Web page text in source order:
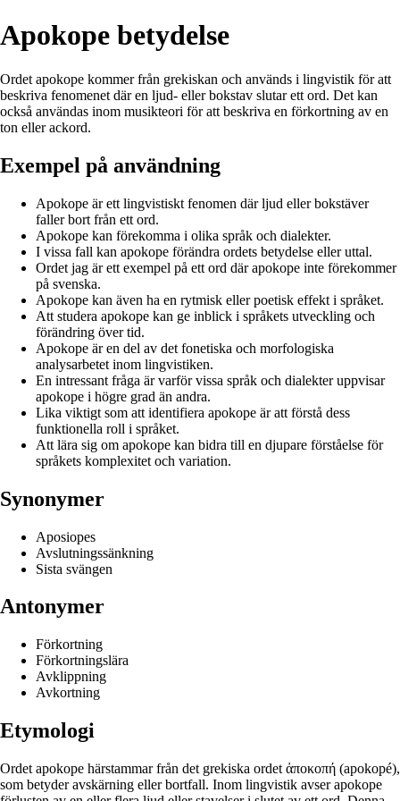
Apokope betydelse
Ordet apokope kommer från grekiskan och används i lingvistik för att
beskriva fenomenet där en ljud- eller bokstav slutar ett ord. Det kan
också användas inom musikteori för att beskriva en förkortning av en
ton eller ackord.
Exempel på användning
Apokope är ett lingvistiskt fenomen där ljud eller bokstäver
faller bort från ett ord.
Apokope kan förekomma i olika språk och dialekter.
I vissa fall kan apokope förändra ordets betydelse eller uttal.
Ordet jag är ett exempel på ett ord där apokope inte förekommer
på svenska.
Apokope kan även ha en rytmisk eller poetisk effekt i språket.
Att studera apokope kan ge inblick i språkets utveckling och
förändring över tid.
Apokope är en del av det fonetiska och morfologiska
analysarbetet inom lingvistiken.
En intressant fråga är varför vissa språk och dialekter uppvisar
apokope i högre grad än andra.
Lika viktigt som att identifiera apokope är att förstå dess
funktionella roll i språket.
Att lära sig om apokope kan bidra till en djupare förståelse för
språkets komplexitet och variation.
Synonymer
Aposiopes
Avslutningssänkning
Sista svängen
Antonymer
Förkortning
Förkortningslära
Avklippning
Avkortning
Etymologi
Ordet apokope härstammar från det grekiska ordet ἀποκοπή (apokopé),
som betyder avskärning eller bortfall. Inom lingvistik avser apokope